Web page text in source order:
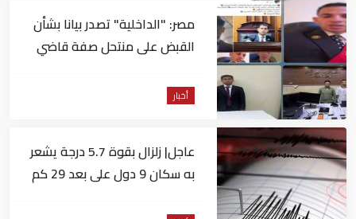
مصر: "الداخلية" تصدر بيانا بشأن
القبض على منتحل صفة قاضي
أخبار
عاجل| زلزال بقوة 5.7 درجة يشعر
به سكان 9 دول على بعد 29 كم